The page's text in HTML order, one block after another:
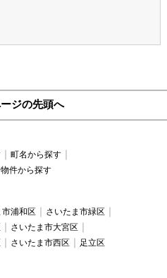
ジの先頭へ
町名から探す
件から探す
市浦和区
さいたま市緑区
さいたま市大宮区
さいたま市西区 足立区